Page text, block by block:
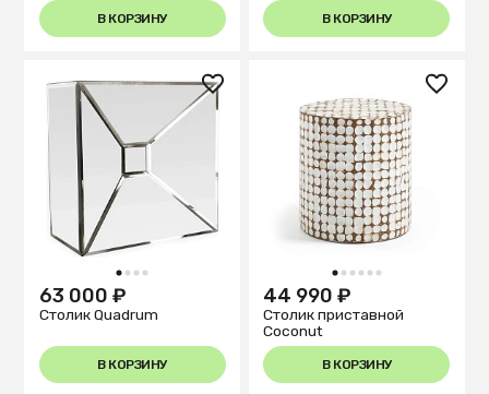
В КОРЗИНУ В КОРЗИНУ
1 2 3 4
63 000 ₽
Столик Quadrum
В КОРЗИНУ
1 2 3 4 5 6
44 990 ₽
Столик приставной
Coconut
В КОРЗИНУ